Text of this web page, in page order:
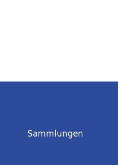
Sammlungen